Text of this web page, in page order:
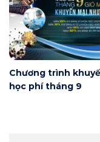
Chương trình
học phí tháng 9